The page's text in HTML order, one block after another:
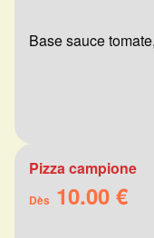
Base sauce
Pizza campione
Dès 10.00 €